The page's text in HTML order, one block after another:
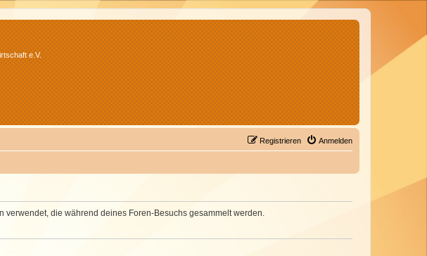
e.V.
Anmelden
Registrieren
verwendet, die während deines Foren-Besuchs gesammelt werden.